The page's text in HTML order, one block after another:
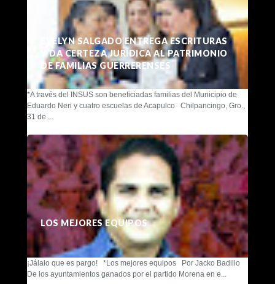
EVELYN SALGADO ENTREGA ESCRITURAS
Y DA CERTEZA JURÍDICA AL PATRIMONIO
DE FAMILIAS GUERRERENSES
*A través del INSUS son beneficiadas familias del Municipio de
Eduardo Neri y cuatro escuelas de Acapulco Chilpancingo, Gro.,
31 de ...
LOS MEJORES EQUIPOS
¡Jálalo que es pargo! *Los mejores equipos Por Jacko Badillo
De los ayuntamientos ganados por el partido Morena en e...